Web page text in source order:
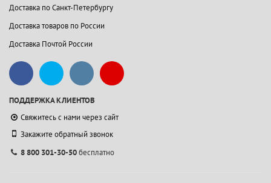
Доставка по Санкт-Петербургу
Доставка товаров по России
Доставка Почтой России
ПОДДЕРЖКА КЛИЕНТОВ
Свяжитесь с нами через сайт
Закажите обратный звонок
8 800 301-30-50бесплатно